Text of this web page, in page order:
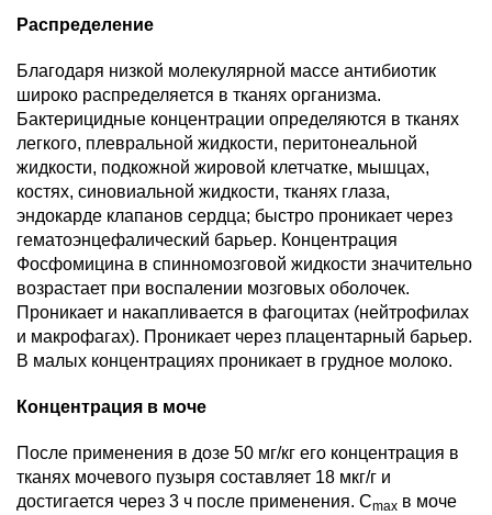
Распределение
Благодаря низкой молекулярной массе антибиотик
широко распределяется в тканях организма.
Бактерицидные концентрации определяются в тканях
легкого, плевральной жидкости, перитонеальной
жидкости, подкожной жировой клетчатке, мышцах,
костях, синовиальной жидкости, тканях глаза,
эндокарде клапанов сердца; быстро проникает через
гематоэнцефалический барьер. Концентрация
Фосфомицина в спинномозговой жидкости значительно
возрастает при воспалении мозговых оболочек.
Проникает и накапливается в фагоцитах (нейтрофилах
и макрофагах). Проникает через плацентарный барьер.
В малых концентрациях проникает в грудное молоко.
Концентрация в моче
После применения в дозе 50 мг/кг его концентрация в
тканях мочевого пузыря составляет 18 мкг/г и
достигается через 3 ч после применения. Cmax в моче